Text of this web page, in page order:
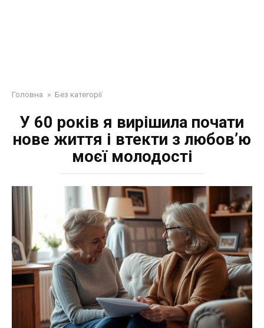
Головна » Без категорії
У 60 років я вирішила почати
нове життя і втекти з любов’ю
моєї молодості